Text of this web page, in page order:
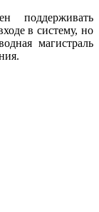
поддерживать
в систему, но
магистраль